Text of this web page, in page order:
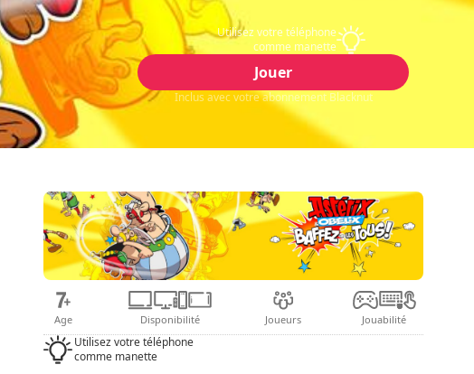
Utilisez votre téléphone
comme manette
Jouer
Inclus avec votre abonnement Blacknut
Age Disponibilité Joueurs Jouabilité
Utilisez votre téléphone
comme manette